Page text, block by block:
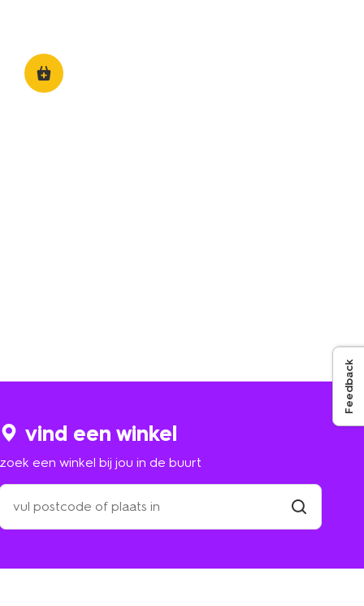
vind een winkel
zoek een winkel bij jou in de buurt
zoek
een
winkel
Feedback